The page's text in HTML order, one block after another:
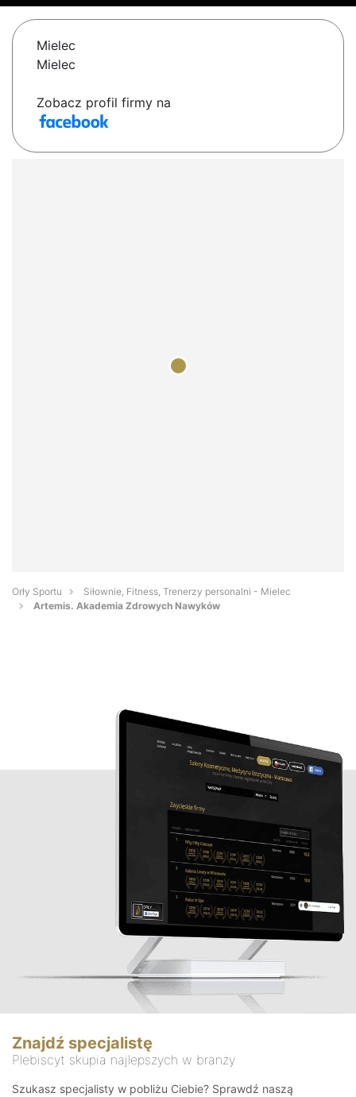
Mielec
Mielec
Zobacz profil firmy na
Orły Sportu
Siłownie, Fitness, Trenerzy personalni - Mielec
Artemis. Akademia Zdrowych Nawyków
Znajdź specjalistę
Plebiscyt skupia najlepszych w branży
Szukasz specjalisty w pobliżu Ciebie? Sprawdź naszą